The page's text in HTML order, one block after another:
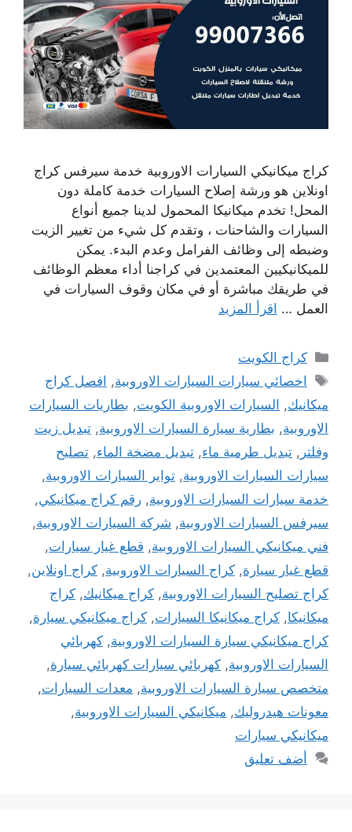
كراج ميكانيكي السيارات الاوروبية خدمة سيرفس كراج
اونلاين هو ورشة إصلاح السيارات خدمة كاملة دون
المحل! تخدم ميكانيكا المحمول لدينا جميع أنواع
السيارات والشاحنات ، وتقدم كل شيء من تغيير الزيت
وضبطه إلى وظائف الفرامل وعدم البدء. يمكن
للميكانيكيين المعتمدين في كراجنا أداء معظم الوظائف
في طريقك مباشرة أو في مكان وقوف السيارات في
العمل … اقرأ المزيد
التصنيفات
كراج الكويت
الوسوم
اخصائي سيارات السيارات الاوروبية, افصل كراج
ميكانيك, السيارات الاوروبية الكويت, بطاريات السيارات
الاوروبية, بطارية سيارة السيارات الاوروبية, تبديل زيت
وفلتر , تبديل طرمية ماء, تبديل مضخة الماء, تصليح
سيارات السيارات الاوروبية, تواير السيارات الاوروبية,
خدمة سيارات السيارات الاوروبية, رقم كراج ميكانيكي,
سيرفس السيارات الاوروبية, شركة السيارات الاوروبية,
فني ميكانيكي السيارات الاوروبية, قطع غيار سيارات,
قطع غيار سيارة, كراج السيارات الاوروبية, كراج اونلاين,
كراج تصليح السيارات الاوروبية, كراج ميكانيك, كراج
ميكانيكا, كراج ميكانيكا السيارات, كراج ميكانيكي سيارة,
كراج ميكانيكي سيارة السيارات الاوروبية, كهربائي
السيارات الاوروبية, كهربائي سيارات كهربائي سيارة,
متخصص سيارة السيارات الاوروبية, معدات السيارات,
معونات هيدروليك, ميكانيكي السيارات الاوروبية,
ميكانيكي سيارات
أضف تعليق